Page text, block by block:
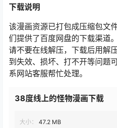
下载说明
该漫画资源已打包成压缩包文
们提供了百度网盘的下载渠道
请不要在线解压，下载后用解
到失效、损坏、打不开等问题
系网站客服帮忙处理。
38度线上的怪物漫画下载
大小：
47.2 MB